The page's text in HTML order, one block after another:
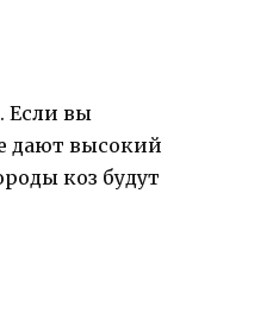
Если вы
дают высокий
коз будут